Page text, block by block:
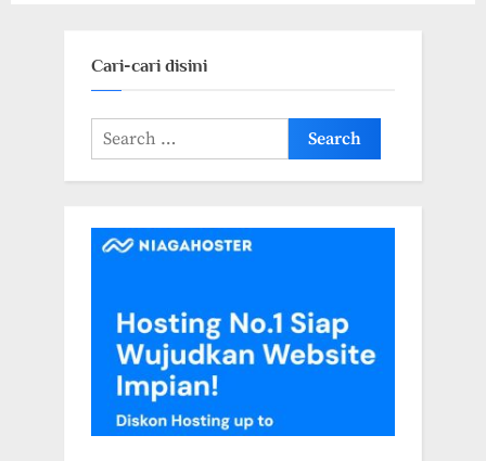
Cari-cari disini
Search
for: